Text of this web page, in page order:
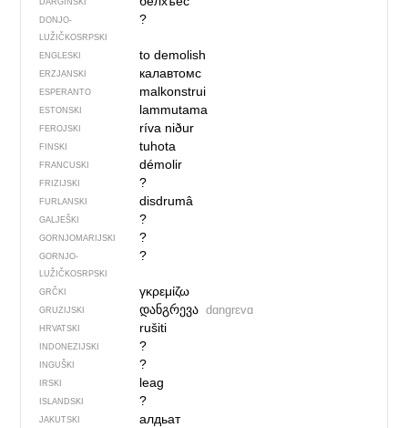
DARGINSKI
DONJO­
LUŽIČKOSRPSKI
?
ENGLESKI to demolish
ERZJANSKI калавтомс
ESPERANTO malkonstrui
ESTONSKI lammutama
FEROJSKI ríva niður
FINSKI tuhota
FRANCUSKI démolir
FRIZIJSKI ?
FURLANSKI disdrumâ
GALJEŠKI ?
GORNJOMARIJSKI ?
GORNJO­
LUŽIČKOSRPSKI
?
GRČKI γκρεμίζω
GRUZIJSKI დანგრევა dɑngrɛvɑ
HRVATSKI rušiti
INDONEZIJSKI ?
INGUŠKI ?
IRSKI leag
ISLANDSKI ?
JAKUTSKI алдьат